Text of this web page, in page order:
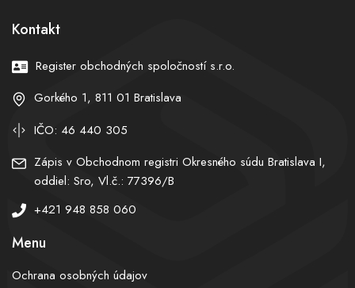
Kontakt
Register obchodných spoločností s.r.o.
Gorkého 1, 811 01 Bratislava
IČO: 46 440 305
Zápis v Obchodnom registri Okresného súdu Bratislava I,
oddiel: Sro, Vl.č.: 77396/B
+421 948 858 060
Menu
Ochrana osobných údajov